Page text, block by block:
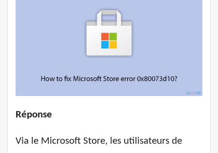
Réponse
Via le Microsoft Store, les utilisateurs de